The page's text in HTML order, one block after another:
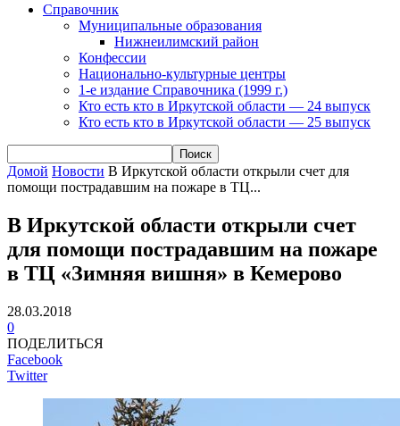
Справочник
Муниципальные образования
Нижнеилимский район
Конфессии
Национально-культурные центры
1-е издание Справочника (1999 г.)
Кто есть кто в Иркутской области — 24 выпуск
Кто есть кто в Иркутской области — 25 выпуск
Домой Новости В Иркутской области открыли счет для
помощи пострадавшим на пожаре в ТЦ...
В Иркутской области открыли счет
для помощи пострадавшим на пожаре
в ТЦ «Зимняя вишня» в Кемерово
28.03.2018
0
ПОДЕЛИТЬСЯ
Facebook
Twitter